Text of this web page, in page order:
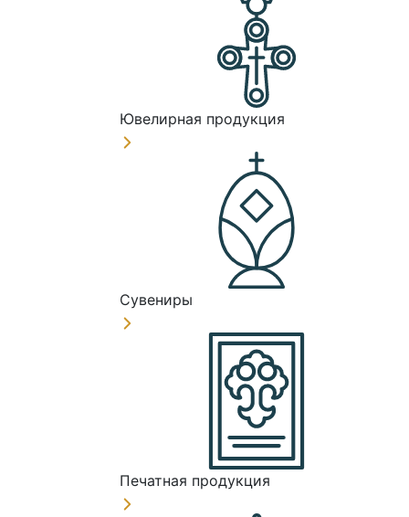
Ювелирная продукция
Сувениры
Печатная продукция